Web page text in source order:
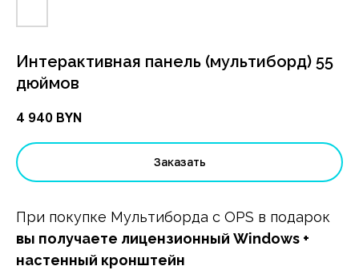
Интерактивная панель (мультиборд) 55
дюймов
4 940 BYN
Заказать
При покупке Мультиборда с OPS в подарок
вы получаете лицензионный Windows +
настенный кронштейн